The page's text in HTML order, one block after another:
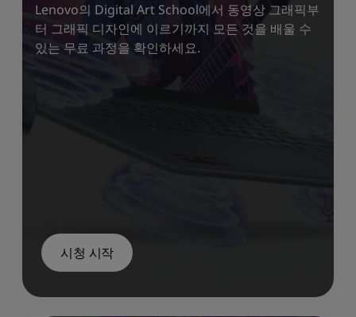
Lenovo의 Digital Art School에서 동영상 그래픽부
터 그래픽 디자인에 이르기까지 모든 것을 배울 수
있는 무료 과정을 확인하세요.
시청 시작